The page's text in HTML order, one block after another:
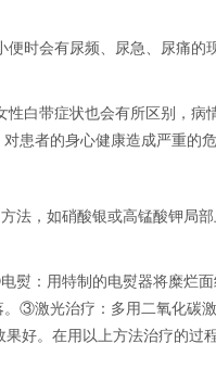
时会有尿频、尿急、尿痛的
白带症状也会有所区别，病
患者的身心健康造成严重的危
法，如硝酸银或高锰酸钾局
熨：用特制的电熨器将糜烂
③激光治疗：多用二氧化碳
好。在用以上方法治疗的过